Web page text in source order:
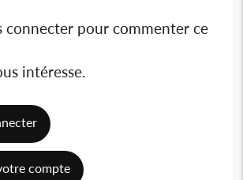
connecter pour commenter ce
intéresse.
compte